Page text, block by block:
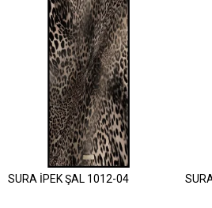
SURA İPEK ŞAL 1012-04